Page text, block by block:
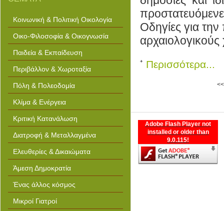
Κοινωνική & Πολιτική Οικολογία
Οικο-Φιλοσοφία & Οικογνωσία
Παιδεία & Εκπαίδευση
Περιβάλλον & Χωροταξία
Πόλη & Πολεοδομία
Κλίμα & Ενέργεια
Κριτική Κατανάλωση
Διατροφή & Μεταλλαγμένα
Ελευθερίες & Δικαιώματα
Άμεση Δημοκρατία
Ένας άλλος κόσμος
Μικροί Γιατροί
scrapbooking art micrsoft office
templates art drawings of girls
printable tournament bracket art
project ideas evergreen arts
centre coquitlam effective
collaborations for arts glucose
monitoring state of the art bible
stories coloring pages hunting
Οδηγίες για
Περισσότερα...
Adobe Flash Player not
installed or older than
9.0.115!